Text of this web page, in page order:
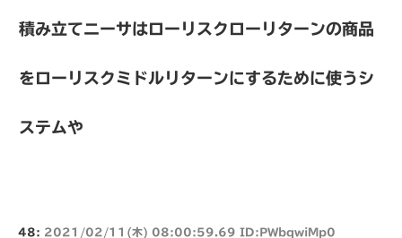
積み立てニーサはローリスクローリターンの商品
をローリスクミドルリターンにするために使うシ
ステムや
48: 2021/02/11(木) 08:00:59.69 ID:PWbqwiMp0